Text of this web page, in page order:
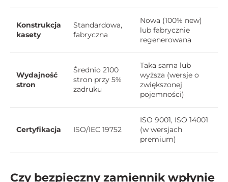
Konstrukcja
kasety
Standardowa,
fabryczna
Nowa (100% new)
lub fabrycznie
regenerowana
Wydajność
stron
Średnio 2100
stron przy 5%
zadruku
Taka sama lub
wyższa (wersje o
zwiększonej
pojemności)
Certyfikacja ISO/IEC 19752
ISO 9001, ISO 14001
(w wersjach
premium)
Czy bezpieczny zamiennik wpłynie